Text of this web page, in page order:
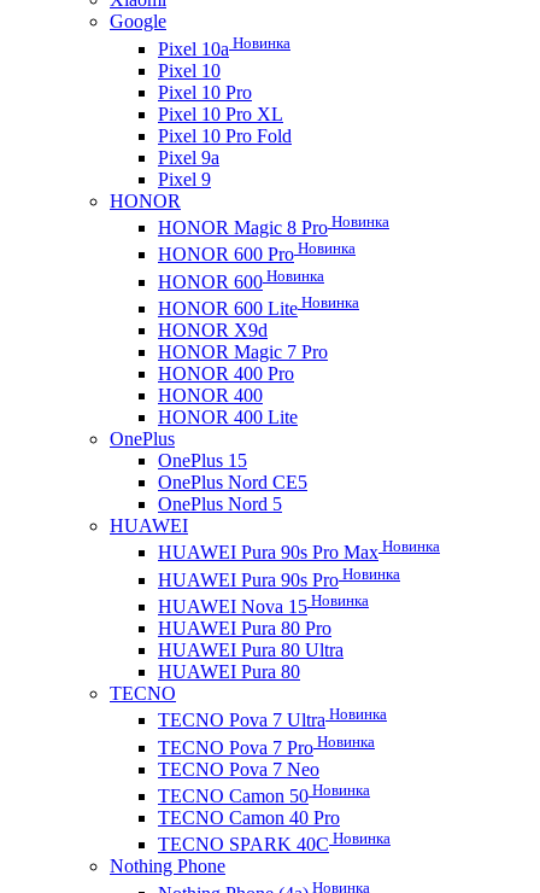
Google
Pixel 10a Новинка
Pixel 10
Pixel 10 Pro
Pixel 10 Pro XL
Pixel 10 Pro Fold
Pixel 9a
Pixel 9
HONOR
HONOR Magic 8 Pro Новинка
HONOR 600 Pro Новинка
HONOR 600 Новинка
HONOR 600 Lite Новинка
HONOR X9d
HONOR Magic 7 Pro
HONOR 400 Pro
HONOR 400
HONOR 400 Lite
OnePlus
OnePlus 15
OnePlus Nord CE5
OnePlus Nord 5
HUAWEI
HUAWEI Pura 90s Pro Max Новинка
HUAWEI Pura 90s Pro Новинка
HUAWEI Nova 15 Новинка
HUAWEI Pura 80 Pro
HUAWEI Pura 80 Ultra
HUAWEI Pura 80
TECNO
TECNO Pova 7 Ultra Новинка
TECNO Pova 7 Pro Новинка
TECNO Pova 7 Neo
TECNO Camon 50 Новинка
TECNO Camon 40 Pro
TECNO SPARK 40C Новинка
Nothing Phone
Новинка